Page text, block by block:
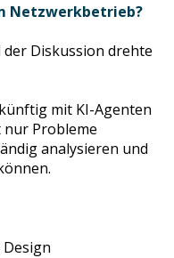
Netzwerkbetrieb?
Diskussion drehte
mit KI-Agenten
nur Probleme
analysieren und